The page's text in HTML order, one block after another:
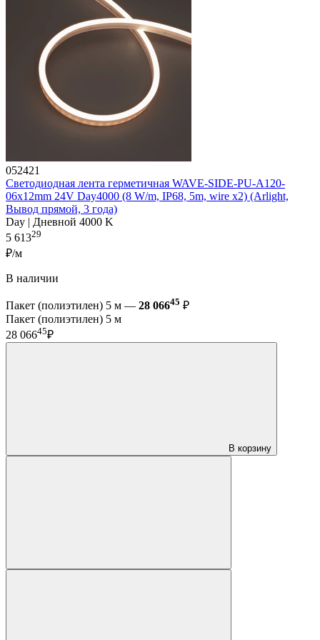
052421
Светодиодная лента герметичная WAVE-SIDE-PU-A120-
06x12mm 24V Day4000 (8 W/m, IP68, 5m, wire x2) (Arlight,
Вывод прямой, 3 года)
Day | Дневной 4000 K
5 61329
₽/м
В наличии
Пакет (полиэтилен) 5 м — 28 06645 ₽
Пакет (полиэтилен) 5 м
28 06645₽
В корзину